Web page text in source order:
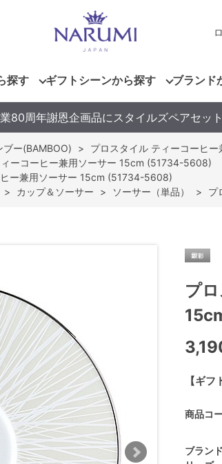
探す ギフトシーンから探す ブランド
80周年謝恩企画品にスタイルズペアセッ
ブー(BAMBOO) >
プロスタイル ティーコーヒ
ーコーヒー兼用ソーサー 15cm (51734-5608)
ー兼用ソーサー 15cm (51734-5608)
> カップ＆ソーサー > ソーサー（単品） > プ
【ギフ
プ
商品コ
ブラン